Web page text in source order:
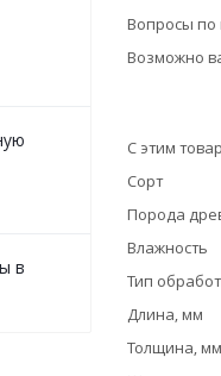
Вопросы по
Возможно
С этим
Сорт
Порода
Влажность
Тип
Длина, мм
Толщина, мм
в